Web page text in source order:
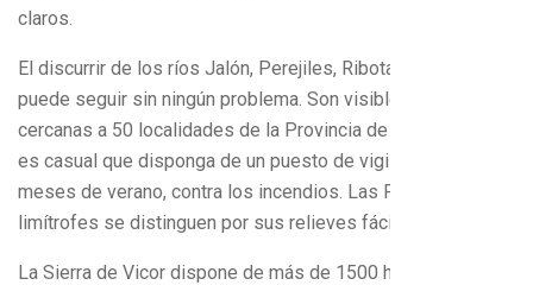
claros.
El discurrir de los ríos Jalón, Perejiles, Ribota y Grío se
puede seguir sin ningún problema. Son visibles las
cercanas a 50 localidades de la Provincia de Zaragoza. No
es casual que disponga de un puesto de vigilancia, en los
meses de verano, contra los incendios. Las Provincias
limítrofes se distinguen por sus relieves fácilmente.
La Sierra de Vicor dispone de más de 1500 hectáreas de